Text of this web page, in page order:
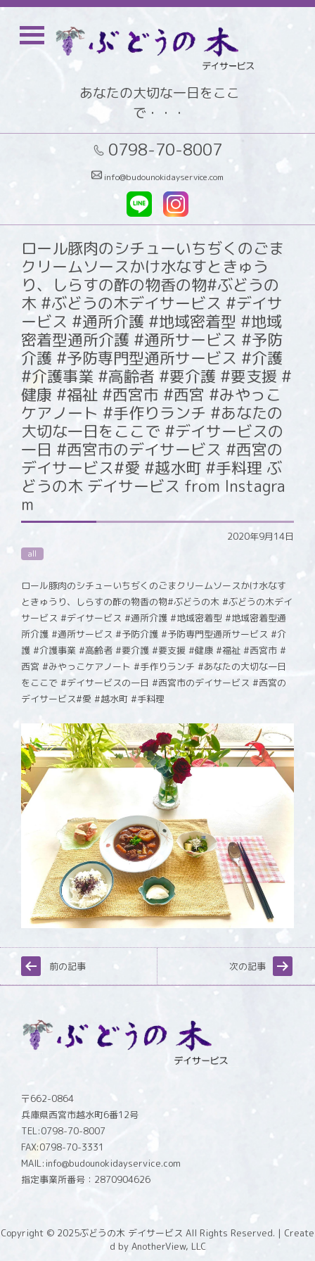
あなたの大切な一日をここ
で・・・
0798-70-8007
info@budounokidayservice.com
ロール豚肉のシチューいちぢくのごま
クリームソースかけ水なすときゅう
り、しらすの酢の物香の物#ぶどうの
木 #ぶどうの木デイサービス #デイサ
ービス #通所介護 #地域密着型 #地域
密着型通所介護 #通所サービス #予防
介護 #予防専門型通所サービス #介護
#介護事業 #高齢者 #要介護 #要支援 #
健康 #福祉 #西宮市 #西宮 #みやっこ
ケアノート #手作りランチ #あなたの
大切な一日をここで #デイサービスの
一日 #西宮市のデイサービス #西宮の
デイサービス#愛 #越水町 #手料理 ぶ
どうの木 デイサービス from Instagra
m
2020年9月14日
all
ロール豚肉のシチューいちぢくのごまクリームソースかけ水なす
ときゅうり、しらすの酢の物香の物#ぶどうの木 #ぶどうの木デイ
サービス #デイサービス #通所介護 #地域密着型 #地域密着型通
所介護 #通所サービス #予防介護 #予防専門型通所サービス #介
護 #介護事業 #高齢者 #要介護 #要支援 #健康 #福祉 #西宮市 #
西宮 #みやっこケアノート #手作りランチ #あなたの大切な一日
をここで #デイサービスの一日 #西宮市のデイサービス #西宮の
デイサービス#愛 #越水町 #手料理
前の記事 次の記事
〒662-0864
兵庫県西宮市越水町6番12号
TEL:0798-70-8007
FAX:0798-70-3331
MAIL:info@budounokidayservice.com
指定事業所番号：2870904626
Copyright © 2025ぶどうの木 デイサービス All Rights Reserved. | Create
d byAnotherView, LLC